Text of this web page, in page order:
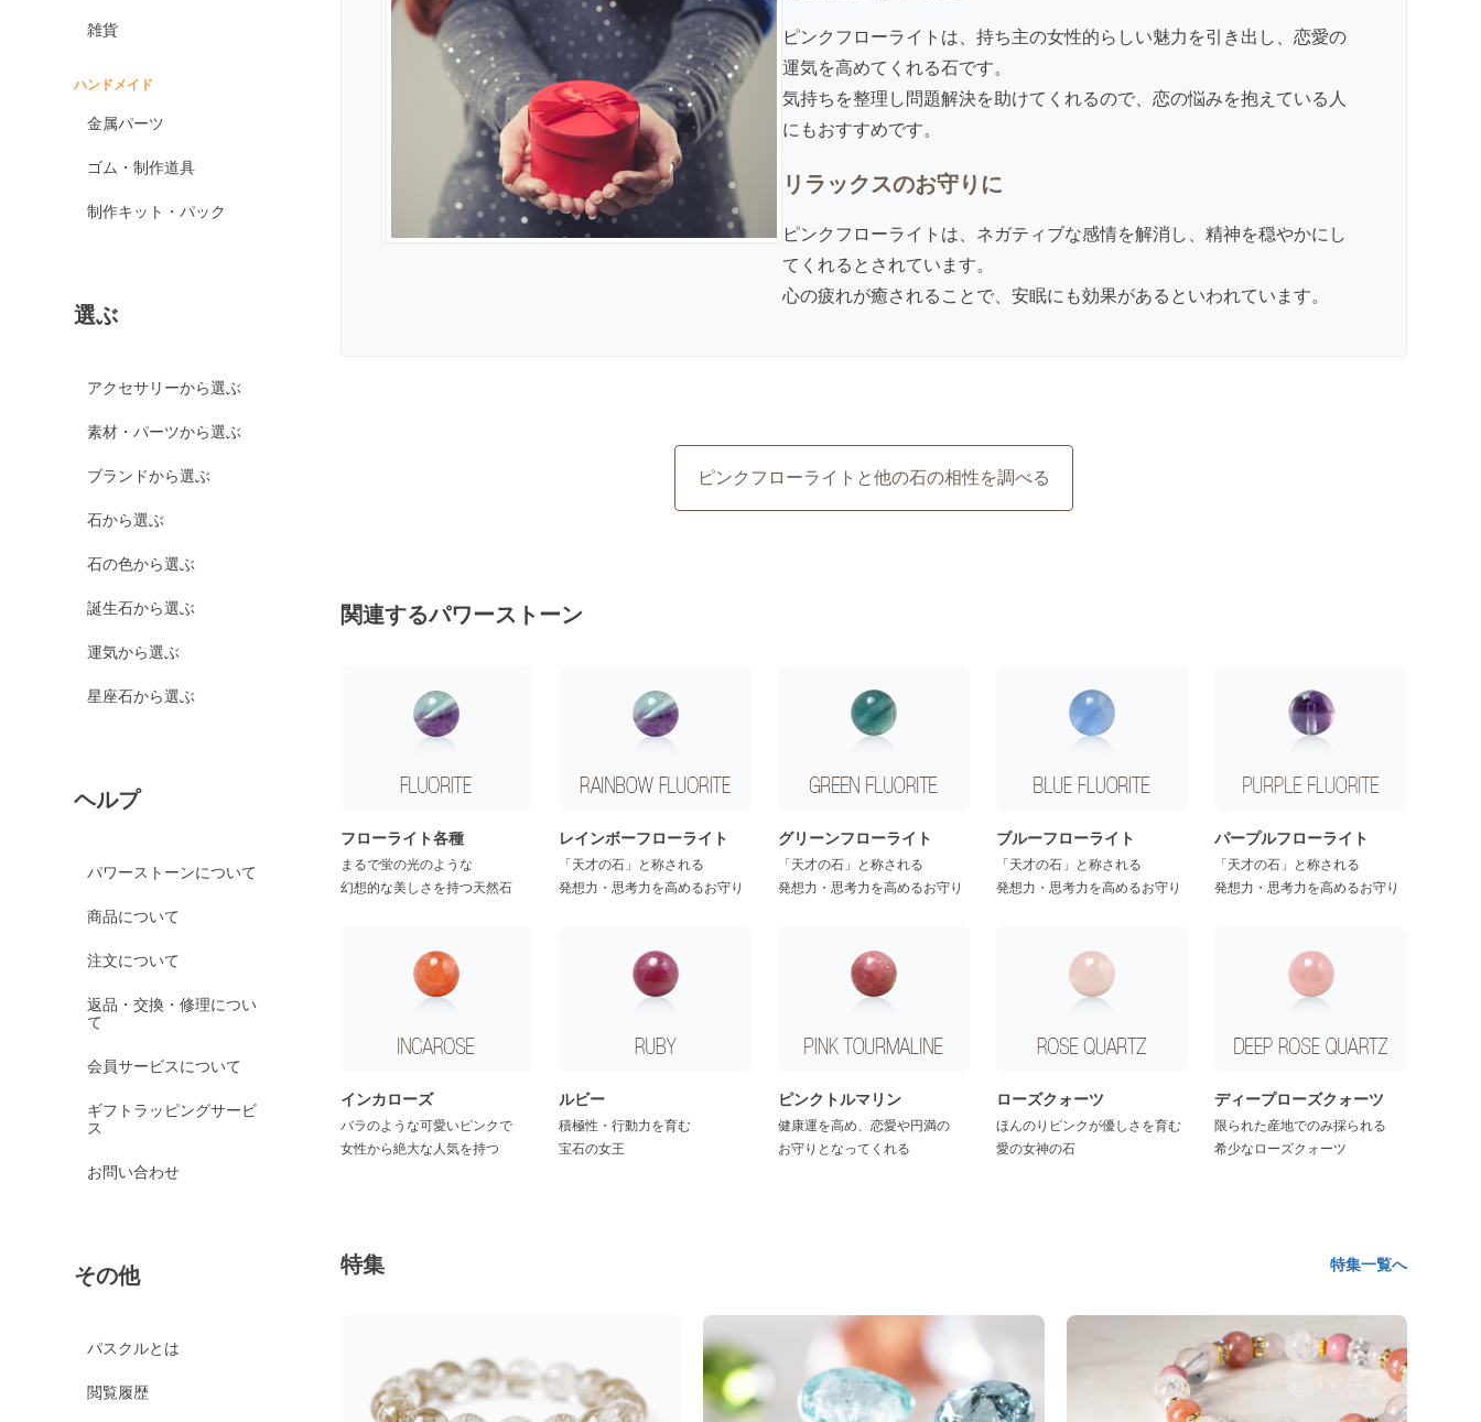
ン
シディアン
スノーフレークオブシ
マホガニーオブシディ
ピンクカルサイト
イエローカルサイト
オレンジカルサイト
カルセドニー各種
ホワイトカルセドニー
ガーネット
オレンジガーネット
グリーンガーネット
クイーンコンクシェル
ブルークォーツァイト
クリスタル各種
クリスタル（本水晶）
雑貨
ハンドメイド
金属パーツ
ゴム・制作道具
制作キット・パック
選ぶ
アクセサリーから選ぶ
素材・パーツから選ぶ
ブランドから選ぶ
石から選ぶ
石の色から選ぶ
誕生石から選ぶ
運気から選ぶ
星座石から選ぶ
ヘルプ
パワーストーンについて
商品について
注文について
返品・交換・修理につい
て
会員サービスについて
ギフトラッピングサービ
ス
お問い合わせ
その他
パスクルとは
閲覧履歴
ピンクフローライトは、持ち主の女性的らしい魅力を引き出し、恋愛の
運気を高めてくれる石です。
気持ちを整理し問題解決を助けてくれるので、恋の悩みを抱えている人
にもおすすめです。
リラックスのお守りに
ピンクフローライトは、ネガティブな感情を解消し、精神を穏やかにし
てくれるとされています。
心の疲れが癒されることで、安眠にも効果があるといわれています。
ピンクフローライトと他の石の相性を調べる
関連するパワーストーン
フローライト各種
まるで蛍の光のような
幻想的な美しさを持つ天然石
レインボーフローライト
「天才の石」と称される
発想力・思考力を高めるお守り
グリーンフローライト
「天才の石」と称される
発想力・思考力を高めるお守り
ブルーフローライト
「天才の石」と称される
発想力・思考力を高めるお守り
パープルフローライト
「天才の石」と称される
発想力・思考力を高めるお守り
インカローズ
バラのような可愛いピンクで
女性から絶大な人気を持つ
ルビー
積極性・行動力を育む
宝石の女王
ピンクトルマリン
健康運を高め、恋愛や円満の
お守りとなってくれる
ローズクォーツ
ほんのりピンクが優しさを育む
愛の女神の石
ディープローズクォーツ
限られた産地でのみ採られる
希少なローズクォーツ
特集 特集一覧へ